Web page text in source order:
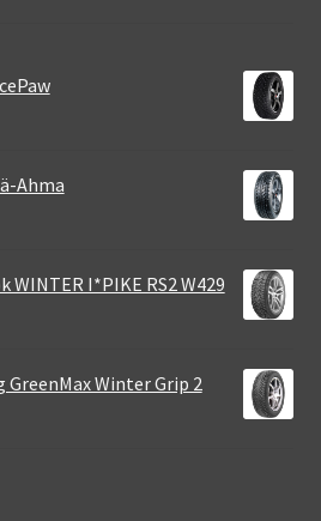
Ahma
WINTER I*PIKE RS2 W429
Winter Grip 2